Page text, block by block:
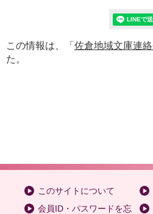
この情報は、「 佐倉地域文庫連
た。
このサイトについて
会員ID・パスワードを忘